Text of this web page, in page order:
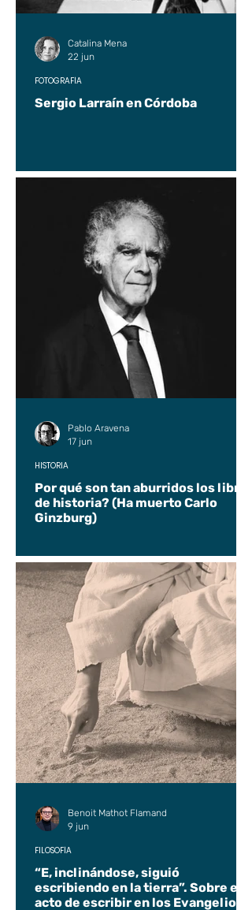
Sergio Larraín en Córdoba
FOTOGRAFÍA
Catalina Mena
22 jun
Por qué son tan aburridos los libros
de historia? (Ha muerto Carlo
Ginzburg)
HISTORIA
Pablo Aravena
17 jun
“E, inclinándose, siguió
escribiendo en la tierra”. Sobre el
acto de escribir en los Evangelios.
FILOSOFÍA
Benoit Mathot Flamand
9 jun